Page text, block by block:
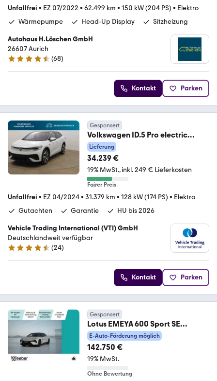
Unfallfrei • EZ 07/2022 • 62.499 km • 150 kW (204 PS) • Elektro
Wärmepumpe
Head-Up Display Sitzheizung
Autohaus H.Löschen GmbH
26607 Aurich
4.7 Sterne
(68)
Kontakt Parken
Gesponsert
Volkswagen ID.5 Pro electric
128kW 1-Gang-Automatik 4 Türen
Lieferung
34.239 €
19% MwSt. inkl. 249 € Lieferkosten
Fairer Preis
Unfallfrei • EZ 04/2024• 31.379 km • 128 kW (174 PS) • Elektro
Gutachten
Garantie HU bis 2026
Vehicle Trading International (VTI) GmbH
Deutschlandweit verfügbar
4.4 Sterne
(24)
Kontakt Parken
Gesponsert
Lotus EMEYA 600 Sport SE
HeadUp Panodach Standheiz
E-Auto-Förderung möglich
142.750 €
19% MwSt.
Ohne Bewertung